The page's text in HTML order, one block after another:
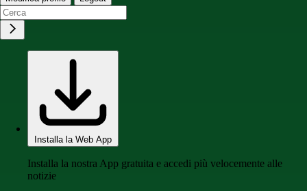
Installa la Web App
Installa la nostra App gratuita e accedi più velocemente alle
notizie